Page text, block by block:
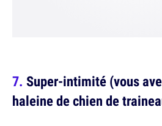
Super-intimité (vous
haleine de chien de